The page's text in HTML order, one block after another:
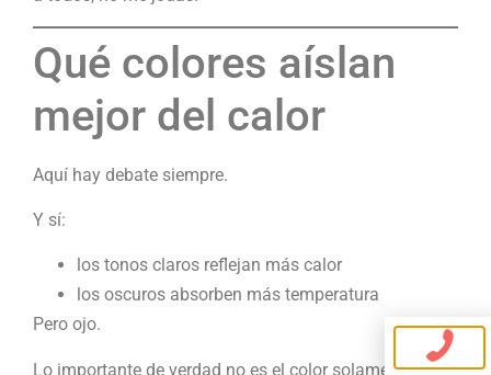
Qué colores aíslan
mejor del calor
Aquí hay debate siempre.
Y sí:
los tonos claros reflejan más calor
los oscuros absorben más temperatura
Pero ojo.
Lo importante de verdad no es el color solamente.